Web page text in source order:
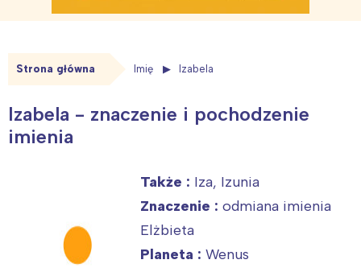
Strona główna Imię Izabela
Izabela - znaczenie i pochodzenie
imienia
Także : Iza, Izunia
Znaczenie : odmiana imienia
Elżbieta
Planeta : Wenus